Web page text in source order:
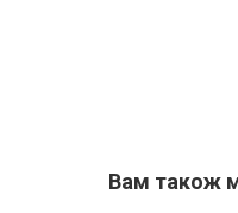
Вам також